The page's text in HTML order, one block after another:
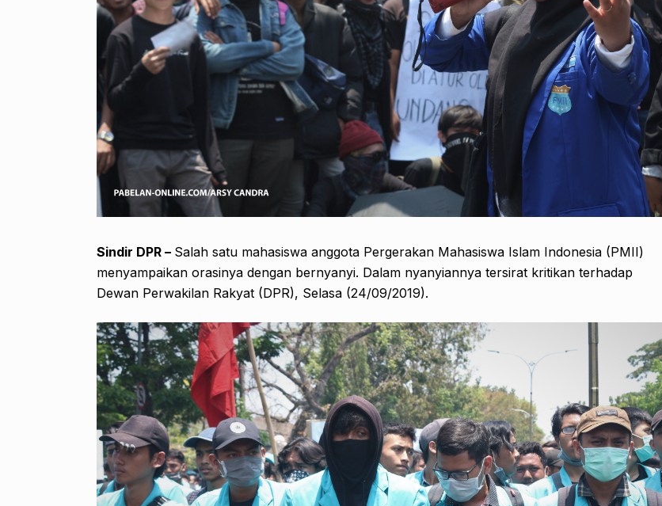
Sindir DPR – Salah satu mahasiswa anggota Pergerakan Mahasiswa Islam Indonesia (PMII)
menyampaikan orasinya dengan bernyanyi. Dalam nyanyiannya tersirat kritikan terhadap
Dewan Perwakilan Rakyat (DPR), Selasa (24/09/2019).